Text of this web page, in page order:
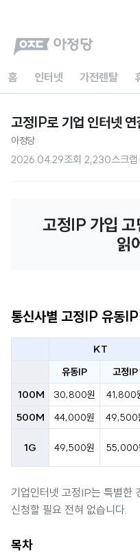
홈 인터넷 가전렌탈
고정IP로 기업 인터넷 연
아정당
2026.04.29조회 2,230스크랩
고정IP 가입
읽
통신사별 고정IP 유동
KT
유동IP
고정IP
100M
30,800원 41,800
500M
44,000원 49,500
1G 49,500원 55,000
기업인터넷 고정IP는 특별한
신청할 필요 전혀 없습니다.
목차